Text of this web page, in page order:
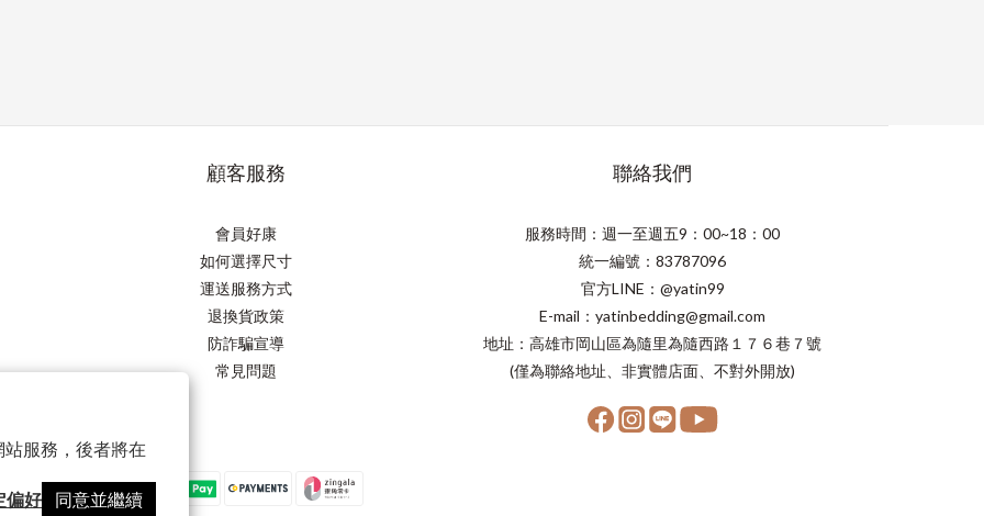
站服務，後者將在
偏好 同意並繼續
顧客服務
會員好康
如何選擇尺寸
運送服務方式
退換貨政策
防詐騙宣導
常見問題
聯絡我們
服務時間：週一至週五9：00~18：00
統一編號：83787096
官方LINE：@yatin99
E-mail：yatinbedding@gmail.com
地址：高雄市岡山區為隨里為隨西路１７６巷７號
(僅為聯絡地址、非實體店面、不對外開放)